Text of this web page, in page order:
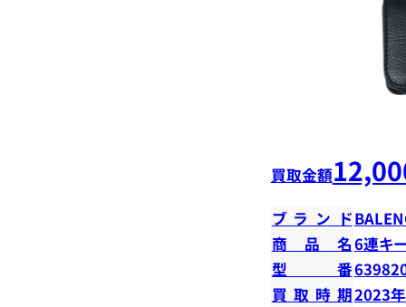
買取金額
ブランド
商品名6連キ
型番
買取時期2023